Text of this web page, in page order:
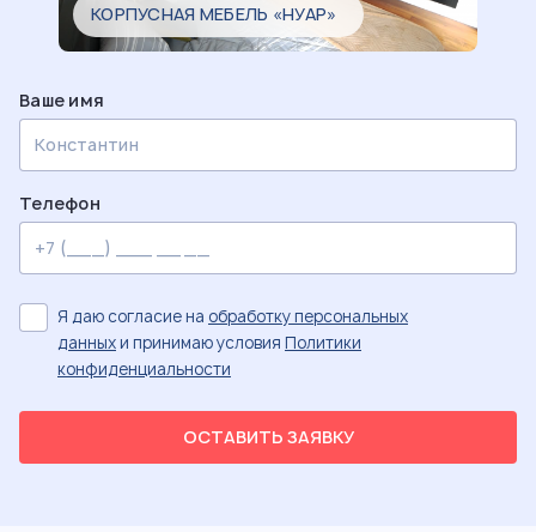
КОРПУСНАЯ МЕБЕЛЬ «НУАР»
Ваше имя
Телефон
ОСТАВИТЬ ЗАЯВКУ
Я даю согласие на обработку персональных
данныхи принимаю условия Политики
конфиденциальности